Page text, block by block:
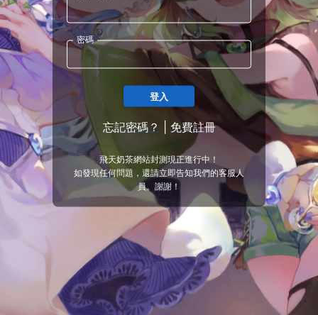
密碼
登入
忘記密碼？ 免費註冊
飛天奶茶網站封測現正進行中！
如發現任何問題，還請立即告知我們的客服人
員。謝謝！